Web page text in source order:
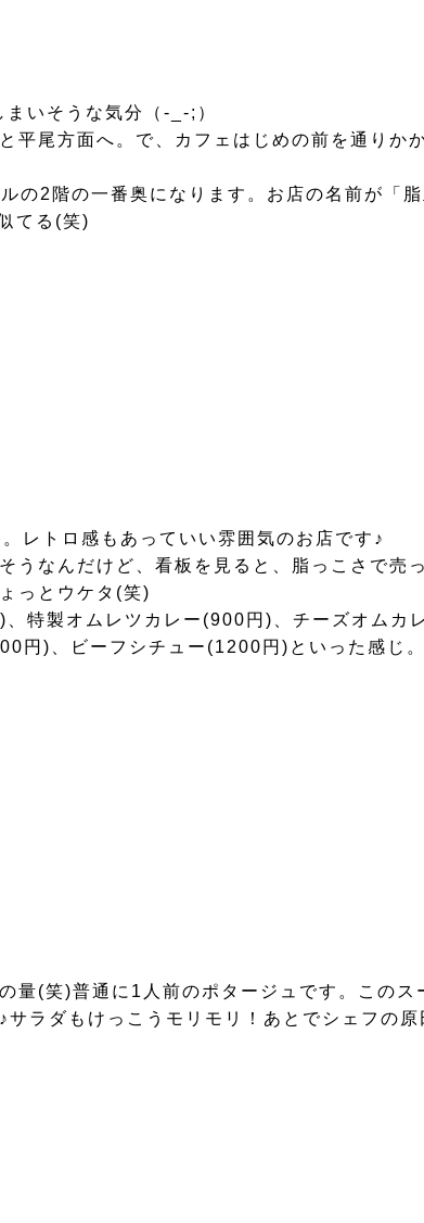
いそうな気分（-_-;）
平尾方面へ。で、カフェはじめの前を通りか
の2階の一番奥になります。お店の名前が「
てる(笑)
レトロ感もあっていい雰囲気のお店です♪
うなんだけど、看板を見ると、脂っこさで売
っとウケタ(笑)
特製オムレツカレー(900円)、チーズオムカ
円)、ビーフシチュー(1200円)といった感じ。
量(笑)普通に1人前のポタージュです。この
ラダもけっこうモリモリ！あとでシェフの